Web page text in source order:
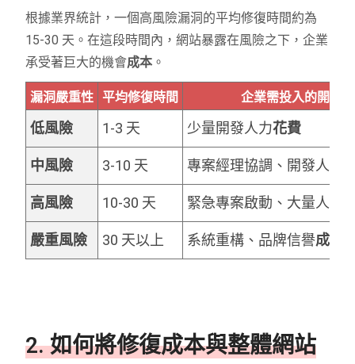
根據業界統計，一個高風險漏洞的平均修復時間約為
15-30 天。在這段時間內，網站暴露在風險之下，企業
承受著巨大的機會成本 。
漏洞嚴重性 平均修復時間 企業需投入的開銷
低風險 1-3 天 少量開發人力花費
中風險 3-10 天 專案經理協調、開發人力
高風險 10-30 天 緊急專案啟動、大量人力
嚴重風險 30 天以上 系統重構、品牌信譽成本
2. 如何將修復成本與整體網站